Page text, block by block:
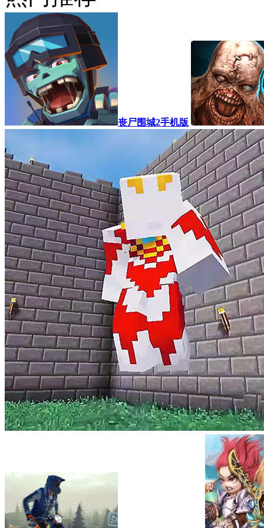
丧尸围城2手机版